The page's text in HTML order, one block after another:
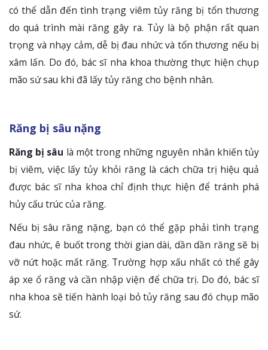
có thể dẫn đến tình trạng viêm tủy răng bị tổn thương
do quá trình mài răng gây ra. Tủy là bộ phận rất quan
trọng và nhạy cảm, dễ bị đau nhức và tổn thương nếu bị
xâm lấn. Do đó, bác sĩ nha khoa thường thực hiện chụp
mão sứ sau khi đã lấy tủy răng cho bệnh nhân.
Răng bị sâu nặng
Răng bị sâu là một trong những nguyên nhân khiến tủy
bị viêm, việc lấy tủy khỏi răng là cách chữa trị hiệu quả
được bác sĩ nha khoa chỉ định thực hiện để tránh phá
hủy cấu trúc của răng.
Nếu bị sâu răng nặng, bạn có thể gặp phải tình trạng
đau nhức, ê buốt trong thời gian dài, dần dần răng sẽ bị
vỡ nứt hoặc mất răng. Trường hợp xấu nhất có thể gây
áp xe ổ răng và cần nhập viện để chữa trị. Do đó, bác sĩ
nha khoa sẽ tiến hành loại bỏ tủy răng sau đó chụp mão
sứ.